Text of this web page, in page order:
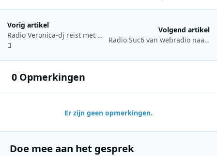
Vorig artikel
Radio Veronica-dj reist met War Child af naar Libanon
Volgend artikel
Radio Suc6 van webradio naar DAB+
0 Opmerkingen
Er zijn geen opmerkingen.
Doe mee aan het gesprek